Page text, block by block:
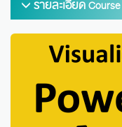
รายละเอียด